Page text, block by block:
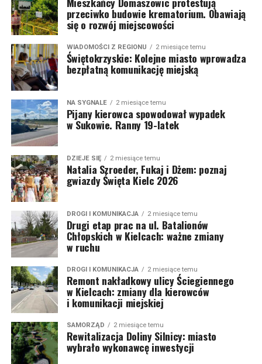
przeciwko budowie krematorium. Obawiają
się o rozwój miejscowości
WIADOMOŚCI Z REGIONU 2 miesiące temu
Świętokrzyskie: Kolejne miasto wprowadza
bezpłatną komunikację miejską
NA SYGNALE 2 miesiące temu
Pijany kierowca spowodował wypadek
w Sukowie. Ranny 19-latek
DZIEJE SIĘ 2 miesiące temu
Natalia Szroeder, Fukaj i Dżem: poznaj
gwiazdy Święta Kielc 2026
DROGI I KOMUNIKACJA 2 miesiące temu
Drugi etap prac na ul. Batalionów
Chłopskich w Kielcach: ważne zmiany
w ruchu
DROGI I KOMUNIKACJA 2 miesiące temu
Remont nakładkowy ulicy Ściegiennego
w Kielcach: zmiany dla kierowców
i komunikacji miejskiej
SAMORZĄD 2 miesiące temu
Rewitalizacja Doliny Silnicy: miasto
wybrało wykonawcę inwestycji